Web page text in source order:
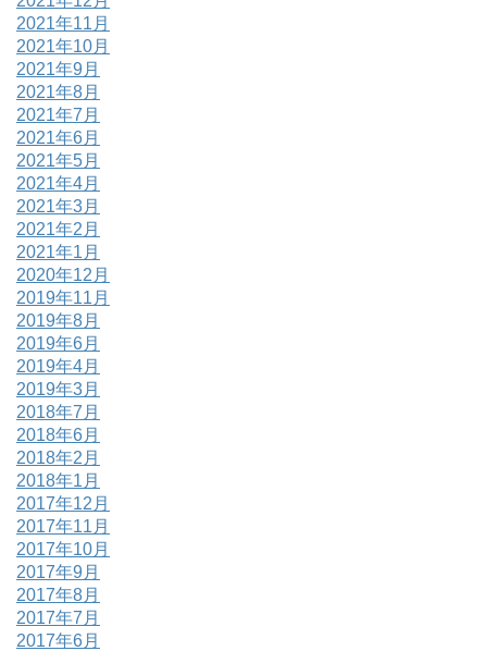
2021年11月
2021年10月
2021年9月
2021年8月
2021年7月
2021年6月
2021年5月
2021年4月
2021年3月
2021年2月
2021年1月
2020年12月
2019年11月
2019年8月
2019年6月
2019年4月
2019年3月
2018年7月
2018年6月
2018年2月
2018年1月
2017年12月
2017年11月
2017年10月
2017年9月
2017年8月
2017年7月
2017年6月